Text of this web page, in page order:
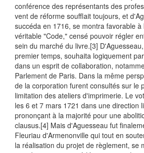
conférence des représentants des
vent de réforme soufflait toujours, et
succéda en 1716, se montra favorable
véritable "Code," censé pouvoir régler
sein du marché du livre.[3]
premier temps, souhaita logiquement
dans un esprit de collaboration,
Parlement de Paris. Dans la même
de la corporation furent consultés sur le
limitation des ateliers d'imprimerie. Le
les 6 et 7 mars 1721 dans une direction
prononçant à la majorité pour une
clausus.[4] Mais d'Aguesseau fut
Fleuriau d'Armenonville qui tout en
la réalisation du projet de règlement, se